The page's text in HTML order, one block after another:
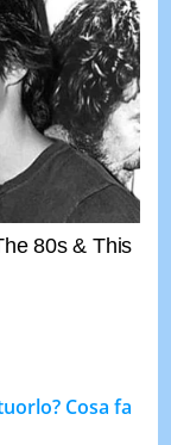
Cosa fa